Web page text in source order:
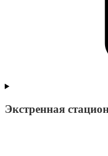
Экстренная